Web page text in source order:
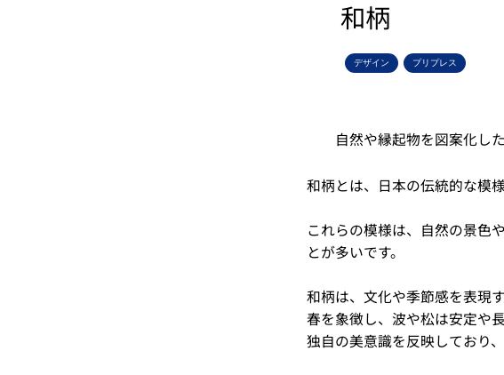
和柄
デザイン プリプレス
自然や縁起物を図案化し
和柄とは、日本の伝統的な模
これらの模様は、自然の景色
とが多いです。
和柄は、文化や季節感を表現
春を象徴し、波や松は安定や
独自の美意識を反映しており